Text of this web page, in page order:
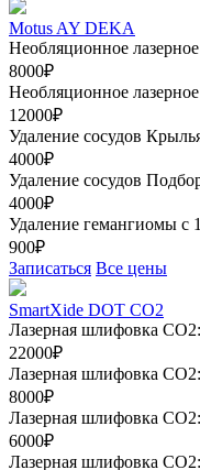
Motus AY DEKA
Необляционное
8000₽
Необляционное
12000₽
Удаление сосудов
4000₽
Удаление сосудов
4000₽
Удаление гемангиомы с
900₽
Записаться Все цены
SmartXide DOT CO2
Лазерная шлифовка
22000₽
Лазерная шлифовка
8000₽
Лазерная шлифовка
6000₽
Лазерная шлифовка